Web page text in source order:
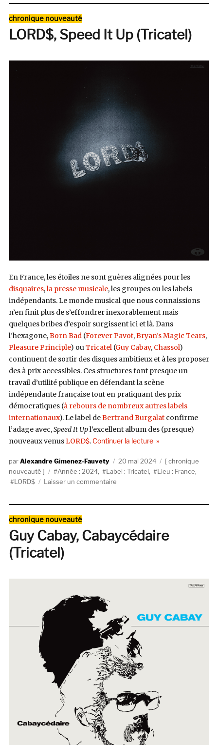
in
Need
(Tricatel)
Catégories
chronique nouveauté
LORD$, Speed It Up (Tricatel)
En France, les étoiles ne sont guères alignées pour les
disquaires,la presse musicale, les groupes ou les labels
indépendants. Le monde musical que nous connaissions
n’en finit plus de s’effondrer inexorablement mais
quelques bribes d’espoir surgissent ici et là. Dans
l’hexagone,Born Bad(Forever Pavot,Bryan’s Magic Tears,
Pleasure Principle) ouTricatel(Guy Cabay, Chassol)
continuent de sortir des disques ambitieux et à les proposer
des à prix accessibles. Ces structures font presque un
travail d’utilité publique en défendant la scène
indépendante française tout en pratiquant des prix
démocratiques (à rebours de nombreux autres labels
internationaux). Le label deBertrand Burgalatconfirme
l’adage avec,Speed It Upl’excellent album des (presque)
nouveaux venusLORD$. Continuer la lecturede « LORD$, Speed
AuteurAlexandre Gimenez-Fauvety
Publié
le
20 mai 2024 Catégories
chronique
nouveauté
Étiquettes
Année : 2024, Label : Tricatel, Lieu : France,
LORD$
Laisser un commentaire
(Tricatel)
Catégories
chronique nouveauté
Guy Cabay, Cabaycédaire
(Tricatel)